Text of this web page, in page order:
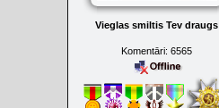
Vieglas smiltis Tev draugs
Komentāri: 6565